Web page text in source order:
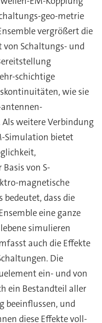
geo-metrie
vergrößert die
Schaltungs- und
schichtige
wie sie
antennen-
weitere Verbindung
Simulation bietet
von S-
magnetische
dass die
eine ganze
simulieren
auch die Effekte
Die
ein- und von
ein Bestandteil aller
beeinflussen, und
diese Effekte voll-